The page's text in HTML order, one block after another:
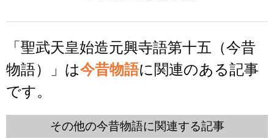
「聖武天皇始造元興寺語第十五（今昔
物語）」は今昔物語に関連のある記事
です。
その他の今昔物語に関連する記事